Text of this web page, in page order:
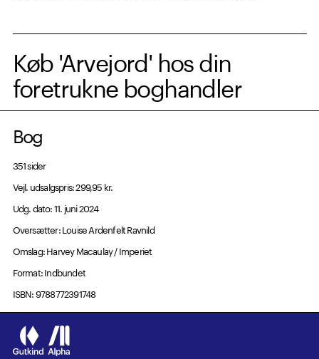
Køb 'Arvejord' hos din
foretrukne boghandler
Bog
351 sider
Vejl. udsalgspris: 299,95 kr.
Udg. dato: 11. juni 2024
Oversætter: Louise Ardenfelt Ravnild
Omslag: Harvey Macaulay / Imperiet
Format: Indbundet
ISBN: 9788772391748